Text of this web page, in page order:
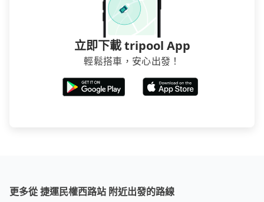
立即下載 tripool App
輕鬆搭車，安心出發！
更多從 捷運民權西路站 附近出發的路線